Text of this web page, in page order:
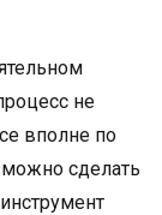
не
вполне по
сделать